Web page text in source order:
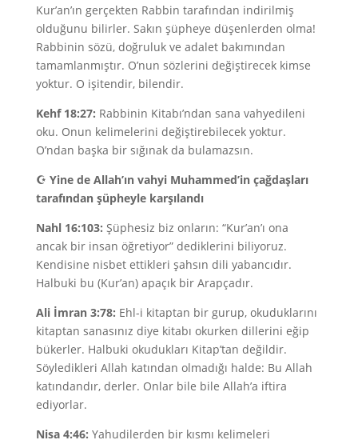
Kur’an’ın gerçekten Rabbin tarafından indirilmiş
olduğunu bilirler. Sakın şüpheye düşenlerden olma!
Rabbinin sözü, doğruluk ve adalet bakımından
tamamlanmıştır. O’nun sözlerini değiştirecek kimse
yoktur. O işitendir, bilendir.
Kehf 18:27: Rabbinin Kitabı’ndan sana vahyedileni
oku. Onun kelimelerini değiştirebilecek yoktur.
O’ndan başka bir sığınak da bulamazsın.
☪ Yine de Allah’ın vahyi Muhammed’in çağdaşları
tarafından şüpheyle karşılandı
Nahl 16:103: Şüphesiz biz onların: “Kur’an’ı ona
ancak bir insan öğretiyor” dediklerini biliyoruz.
Kendisine nisbet ettikleri şahsın dili yabancıdır.
Halbuki bu (Kur’an) apaçık bir Arapçadır.
Ali İmran 3:78: Ehl-i kitaptan bir gurup, okuduklarını
kitaptan sanasınız diye kitabı okurken dillerini eğip
bükerler. Halbuki okudukları Kitap’tan değildir.
Söyledikleri Allah katından olmadığı halde: Bu Allah
katındandır, derler. Onlar bile bile Allah’a iftira
ediyorlar.
Nisa 4:46: Yahudilerden bir kısmı kelimeleri